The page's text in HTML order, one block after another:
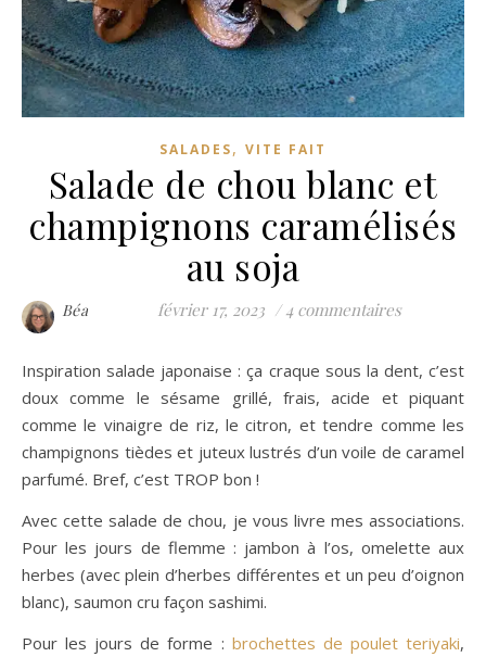
SALADES, VITE FAIT
Salade de chou blanc et
champignons caramélisés
au soja
Béa février 17, 2023 / 4 commentaires
Inspiration salade japonaise : ça craque sous la dent, c’est
doux comme le sésame grillé, frais, acide et piquant
comme le vinaigre de riz, le citron, et tendre comme les
champignons tièdes et juteux lustrés d’un voile de caramel
parfumé. Bref, c’est TROP bon !
Avec cette salade de chou, je vous livre mes associations.
Pour les jours de flemme : jambon à l’os, omelette aux
herbes (avec plein d’herbes différentes et un peu d’oignon
blanc), saumon cru façon sashimi.
Pour les jours de forme : brochettes de poulet teriyaki,